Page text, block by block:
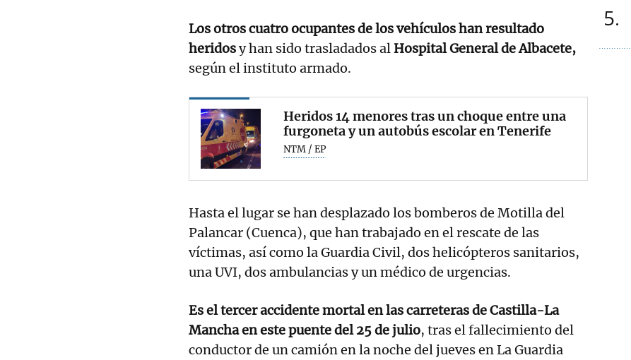
Los otros cuatro ocupantes de los vehículos han resultado
heridosy han sido trasladados al Hospital General de Albacete,
según el instituto armado.
Heridos 14 menores tras un choque entre una
furgoneta y un autobús escolar en Tenerife
NTM / EP
Hasta el lugar se han desplazado los bomberos de Motilla del
Palancar (Cuenca), que han trabajado en el rescate de las
víctimas, así como la Guardia Civil, dos helicópteros sanitarios,
una UVI, dos ambulancias y un médico de urgencias.
Es el tercer accidente mortal en las carreteras de Castilla-La
Mancha en este puente del 25 de julio, tras el fallecimiento del
conductor de un camión en la noche del jueves en La Guardia
5